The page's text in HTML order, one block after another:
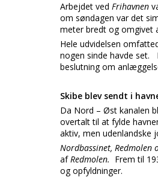
Arbejdet ved Frihavnen
om søndagen var det
meter bredt og omgivet
Hele udvidelsen
nogen sinde havde set.
beslutning om
Skibe blev sendt i
Da Nord – Øst kanalen
overtalt til at fylde
aktiv, men udenlandske
Nordbassinet, Redmolen
afRedmolen. Frem til
og opfyldninger.